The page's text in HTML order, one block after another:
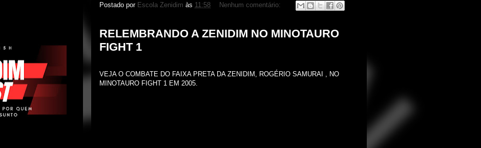
Postado por Escola Zenidim às 11:58 Nenhum comentário:
RELEMBRANDO A ZENIDIM NO MINOTAURO
FIGHT 1
VEJA O COMBATE DO FAIXA PRETA DA ZENIDIM, ROGÉRIO SAMURAI , NO
MINOTAURO FIGHT 1 EM 2005.